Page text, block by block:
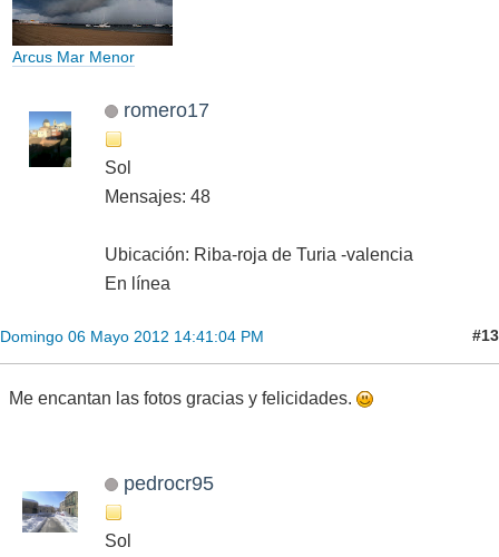
Arcus Mar Menor
romero17
Sol
Mensajes: 48
Ubicación: Riba-roja de Turia -valencia
En línea
Domingo 06 Mayo 2012 14:41:04 PM #13
Me encantan las fotos gracias y felicidades.
pedrocr95
Sol